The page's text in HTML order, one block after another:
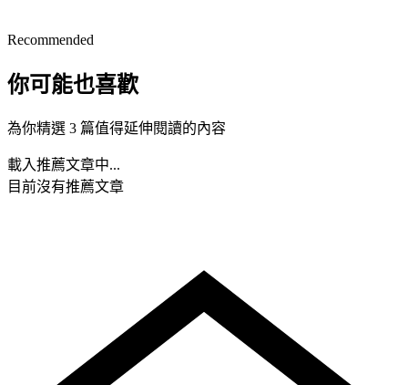
Recommended
你可能也喜歡
為你精選 3 篇值得延伸閱讀的內容
載入推薦文章中...
目前沒有推薦文章